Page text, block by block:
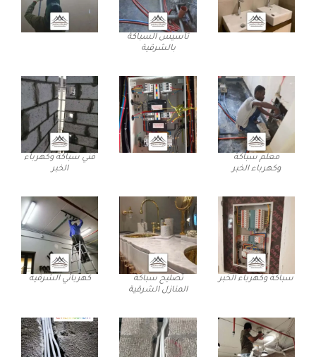
تأسيس السباكة
بالشرقية
معلم سباكة
وكهرباء الخبر
فني سباكة وكهرباء
الخبر
سباكة وكهرباء الخبر
تصليح سباكة
المنازل الشرقية
كهربائي الشرقية